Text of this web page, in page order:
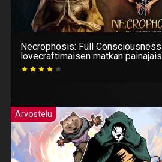
Necrophosis: Full
lovecraftimaisen matkan
Arvostelu